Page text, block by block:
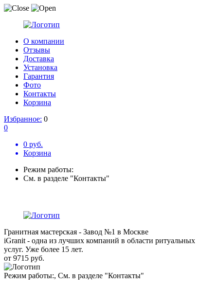
О компании
Отзывы
Доставка
Установка
Гарантия
Фото
Контакты
Корзина
Избранное: 0
0
0 руб.
Корзина
Режим работы:
См. в разделе "Контакты"
Гранитная мастерская - Завод №1 в Москве
iGranit - одна из лучших компаний в области ритуальных
услуг. Уже более 15 лет.
от 9715 руб.
Режим работы:, См. в разделе "Контакты"